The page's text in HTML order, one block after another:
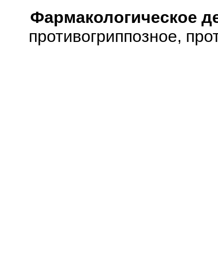
Фармакологическое
противогриппозное,